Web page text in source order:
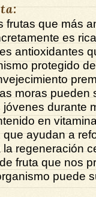
frutas que más
es
antioxidantes
protegido
moras pueden
durante
en
ayudan a
regeneración
fruta que nos
puede